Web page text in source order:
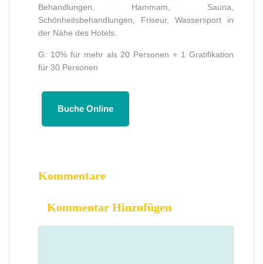
Behandlungen, Hammam, Sauna,
Schönheitsbehandlungen, Friseur, Wassersport in
der Nähe des Hotels.
G: 10% für mehr als 20 Personen + 1 Gratifikation
für 30 Personen
Buche Online
Kommentare
Kommentar Hinzufügen